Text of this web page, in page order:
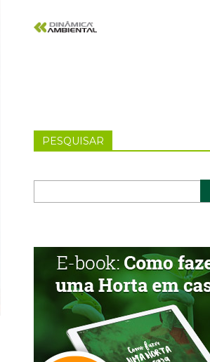
PESQUISAR